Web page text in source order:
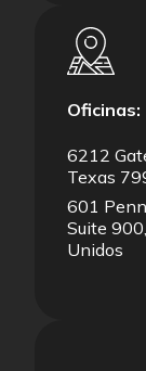
Oficinas:
6212
Texas
601
Suite
Unidos